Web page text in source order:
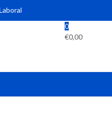
0
€0,00